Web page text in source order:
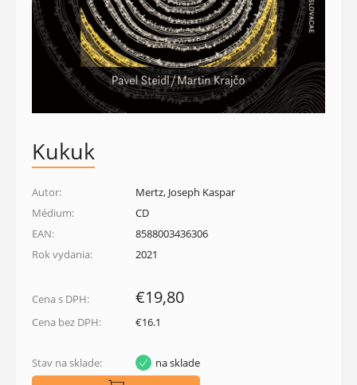
Kukuk
Autor:
Mertz, Joseph Kaspar
Médium:
CD
EAN:
8588003436306
Rok vydania:
2021
Cena s DPH: €19,80
Cena bez DPH: €16.1
Stav na sklade: na sklade